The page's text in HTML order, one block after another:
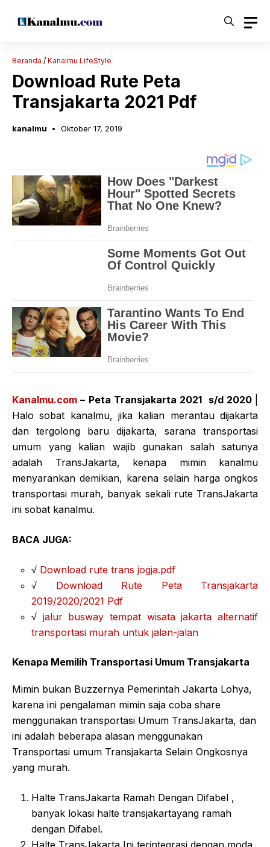
Beranda / Kanalmu LifeStyle
Download Rute Peta
Transjakarta 2021 Pdf
kanalmu Oktober 17, 2019
Kanalmu.com – Peta Transjakarta 2021 s/d 2020
Halo sobat kanalmu, jika kalian merantau dijakarta
dan tergolong baru dijakarta, sarana transportasi
umum yang kalian wajib gunakan salah satunya
adalah TransJakarta, kenapa mimin kanalmu
menyarankan demikian, karena selain harga ongkos
transportasi murah, banyak sekali rute TransJakarta
ini sobat kanalmu.
BACA JUGA:
√ Download rute trans jogja.pdf
√ Download Rute Peta Transjakarta
2019/2020/2021 Pdf
√ jalur busway tempat wisata jakarta alternatif
transportasi murah untuk jalan-jalan
Kenapa Memilih Transportasi Umum Transjakarta
Mimin bukan Buzzernya Pemerintah Jakarta Lohya,
karena ini pengalaman mimin saja coba share
menggunakan transportasi Umum TransJakarta, dan
ini adalah beberapa alasan menggunakan
Transportasi umum Transjakarta Selain Ongkosnya
yang murah.
Halte TransJakarta Ramah Dengan Difabel ,
banyak lokasi halte transjakartayang ramah
dengan Difabel.
Halte TransJakarta Ini terintegrasi dengan moda